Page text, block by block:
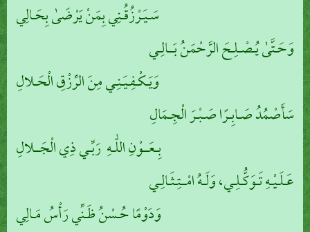
سَـيَـرْزُقُـنِي بِمَنْ يَرْضَىٰ بِحَـالِي
وَحَـتَّىٰ يُـصْـلِـحَ الرَّحْمَنُ بَــالِـي
وَيَـكْـفِـيَـنِـي مِنَ الرِّزْقِ الْحَـلالِ
سَأَصْمُدُ صَـابِـرًا صَـبْـرَ الْجِـمَالِ
بِـعَــوْنِ اللّٰـهِ رَبِّـي ذِي الْجَــلالِ
عَـلَـيْـهِ تَـوَكُّـلِـي، وَلَـهُ امْــتِـثَـالِـي
وَدَوْمًا حُـسْنُ ظَـنِّي رَأْسُ مَـالِي